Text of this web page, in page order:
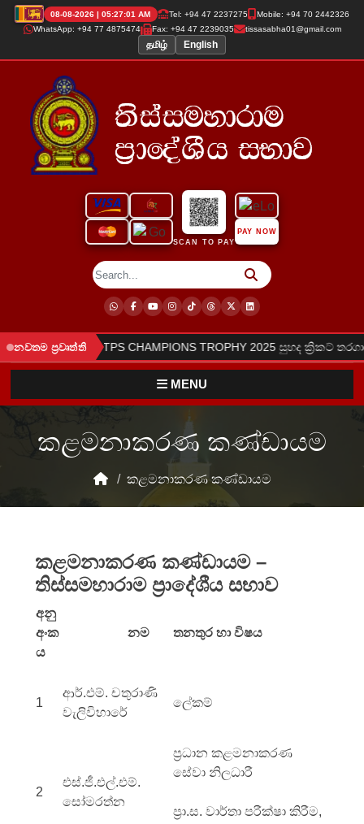
08-08-2026 | 05:27:01 AM Tel: +94 47 2237275
Mobile: +94 70 2442326
WhatsApp: +94 77 4875474
Fax: +94 47 2239035 tissasabha01@gmail.com
தமிழ் English
SCAN TO PAY
PAY NOW
නවතම ප්‍රවෘත්ති
ලදී. ● TPS CHAMPIONS TROPHY 2025 සුහද ක්‍රිකට්
MENU
කළමනාකරණ කණ්ඩායම
/ කළමනාකරණ කණ්ඩායම
කළමනාකරණ කණ්ඩායම –
තිස්සමහාරාම ප්‍රාදේශීය සභාව
අනු
අංක
ය
නම තනතුර හා විෂය
1
ආර්.එම්. චතුරාණි
වැලිවිහාරේ
ලේකම්
2
එස්.ජී.එල්.එම්.
සෝමරත්න
ප්‍රධාන කළමනාකරණ
සේවා නිලධාරී
ප්‍රා.ස. වාර්තා පරීක්ෂා කිරීම,